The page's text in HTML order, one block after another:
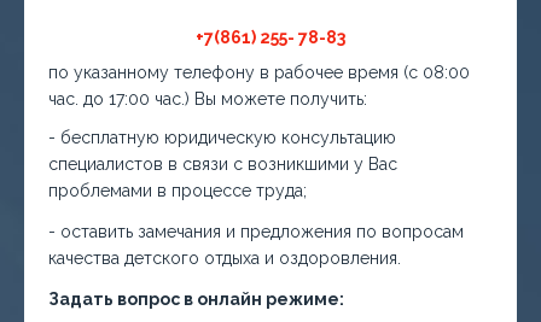
+7(861) 255- 78-83
по указанному телефону в рабочее время (с 08:00
час. до 17:00 час.) Вы можете получить:
- бесплатную юридическую консультацию
специалистов в связи с возникшими у Вас
проблемами в процессе труда;
- оставить замечания и предложения по вопросам
качества детского отдыха и оздоровления.
Задать вопрос в онлайн режиме: